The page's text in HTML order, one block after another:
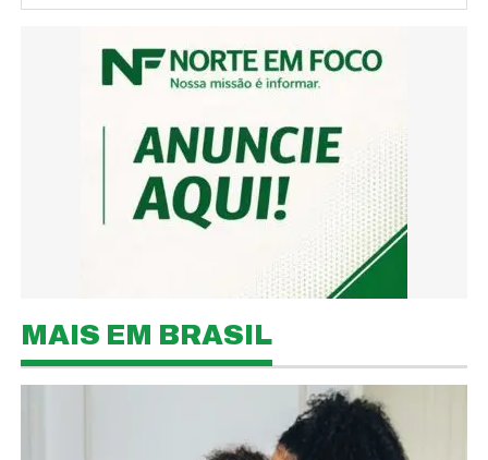
MAIS EM BRASIL